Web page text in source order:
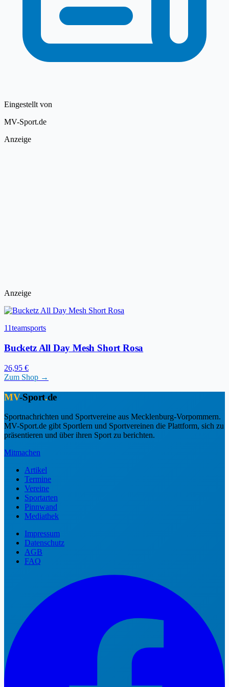
Eingestellt von
MV-Sport.de
Anzeige
Anzeige
11teamsports
Bucketz All Day Mesh Short Rosa
26,95 €
Zum Shop →
MV-Sport.de
Sportnachrichten und Sportvereine aus Mecklenburg-Vorpommern.
MV-Sport.de gibt Sportlern und Sportvereinen die Plattform, sich zu
präsentieren und über ihren Sport zu berichten.
Mitmachen
Artikel
Termine
Vereine
Sportarten
Pinnwand
Mediathek
Impressum
Datenschutz
AGB
FAQ